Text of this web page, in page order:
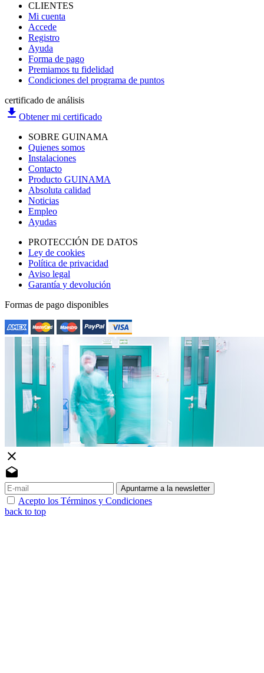
CLIENTES
Mi cuenta
Accede
Registro
Ayuda
Forma de pago
Premiamos tu fidelidad
Condiciones del programa de puntos
certificado de análisis
file_download Obtener mi certificado
SOBRE GUINAMA
Quienes somos
Instalaciones
Contacto
Producto GUINAMA
Absoluta calidad
Noticias
Empleo
Ayudas
PROTECCIÓN DE DATOS
Ley de cookies
Política de privacidad
Aviso legal
Garantía y devolución
Formas de pago disponibles
close
drafts
Apuntarme a la newsletter
Acepto los Términos y Condiciones
back to top